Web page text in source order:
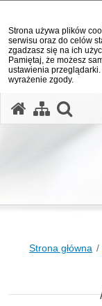
Strona używa plików
serwisu oraz do celów
zgadzasz się na ich
Pamiętaj, że możesz
ustawienia
wyrażenie zgody.
Strona główna